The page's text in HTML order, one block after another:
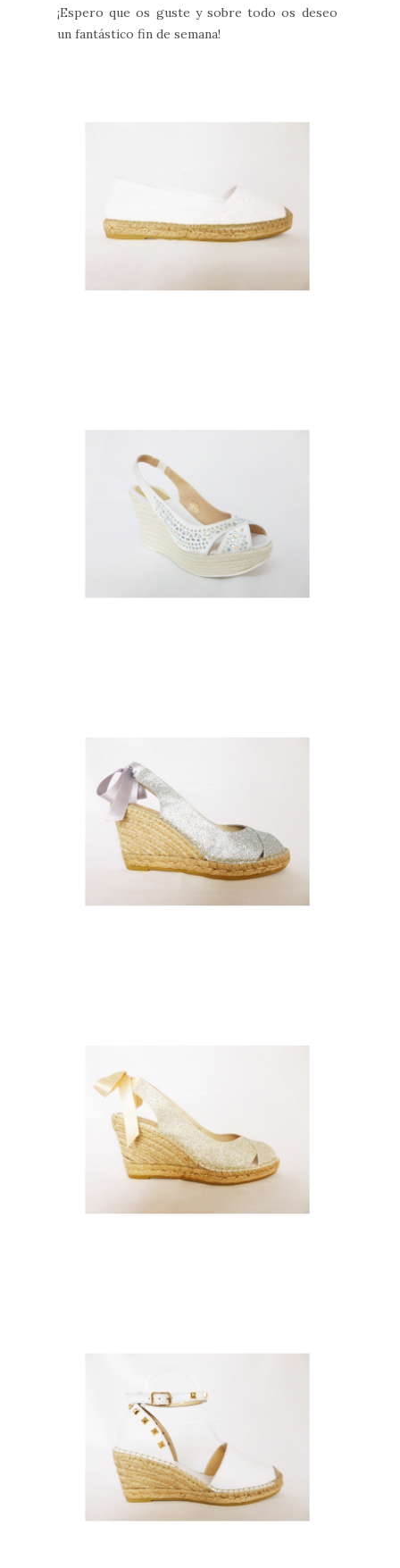
¡Espero que os guste y sobre todo os deseo
un fantástico fin de semana!